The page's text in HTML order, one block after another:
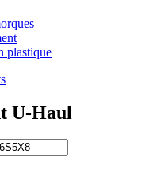
plastique
U-Haul